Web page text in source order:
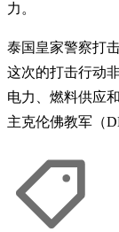
力。
泰国皇家警察打
这次的打击行动
电力、燃料供应
主克伦佛教军（